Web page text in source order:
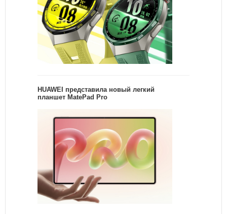
HUAWEI представила новый легкий
планшет MatePad Pro